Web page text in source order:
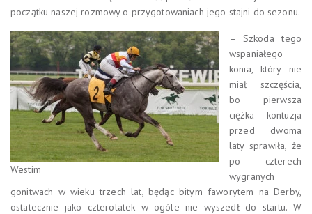
początku naszej rozmowy o przygotowaniach jego stajni do sezonu.
Westim
– Szkoda tego
wspaniałego
konia, który nie
miał szczęścia,
bo pierwsza
ciężka kontuzja
przed dwoma
laty sprawiła, że
po czterech
wygranych
gonitwach w wieku trzech lat, będąc bitym faworytem na Derby,
ostatecznie jako czterolatek w ogóle nie wyszedł do startu. W